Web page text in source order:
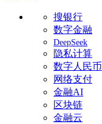
搜银行
数字金融
DeepSeek
隐私计算
数字人民币
网络支付
金融AI
区块链
金融云